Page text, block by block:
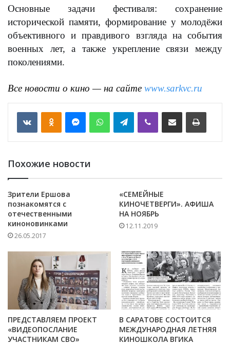
Основные задачи фестиваля: сохранение
исторической памяти, формирование у молодёжи
объективного и правдивого взгляда на события
военных лет, а также укрепление связи между
поколениями.
Все новости о кино — на сайте www.sarkvc.ru
VKontakte WhatsApp Telegram
Похожие новости
Зрители Ершова
познакомятся с
отечественными
киноновинками
26.05.2017
«СЕМЕЙНЫЕ
КИНОЧЕТВЕРГИ». АФИША
НА НОЯБРЬ
12.11.2019
ПРЕДСТАВЛЯЕМ ПРОЕКТ
«ВИДЕОПОСЛАНИЕ
УЧАСТНИКАМ СВО»
В САРАТОВЕ СОСТОИТСЯ
МЕЖДУНАРОДНАЯ ЛЕТНЯЯ
КИНОШКОЛА ВГИКА